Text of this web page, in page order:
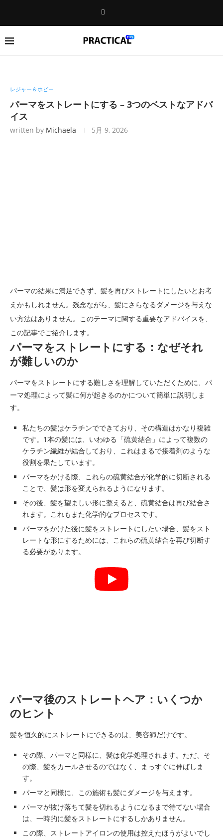
レジャー＆ホビー
パーマをストレートにする – 3つのベストなアドバ
イス
written by Michaela 5月 9, 2026
パーマの結果に満足できず、髪を再びストレートにしたいとお考
えかもしれません。残念ながら、髪にさらなるダメージを与えな
い方法はありません。このテーマに関する重要なアドバイスを、
この記事でご紹介します。
パーマをストレートにする：なぜそれ
が難しいのか
パーマをストレートにする難しさを理解していただくために、パ
ーマ処理によって髪に何が起きるのかについて簡単に説明しま
す。
私たちの髪はケラチンでできており、その構造はかなり複雑
です。1本の髪には、いわゆる「硫黄結合」によって複数の
ケラチン繊維が結合しており、これはまるで接着剤のような
役割を果たしています。
パーマをかける際、これらの硫黄結合が化学的に切断される
ことで、髪は形を変えられるようになります。
その後、髪を望ましい形に整えると、硫黄結合は再び結合さ
れます。これもまた化学的なプロセスです。
パーマをかけた後に髪をストレートにしたい場合、髪をスト
レートな形にするためには、これらの硫黄結合を再び切断す
る必要があります。
パーマ後のストレートヘア：いくつか
のヒント
髪を恒久的にストレートにできるのは、美容師だけです。
その際、パーマと同様に、髪は化学処理されます。ただ、そ
の際、髪をカールさせるのではなく、まっすぐに伸ばしま
す。
パーマと同様に、この施術も髪にダメージを与えます。
パーマが抜け落ちて髪を切れるようになるまで待てない場合
は、一時的に髪をストレートにするしかありません。
この際、ストレートアイロンの使用は控えたほうがよいでし